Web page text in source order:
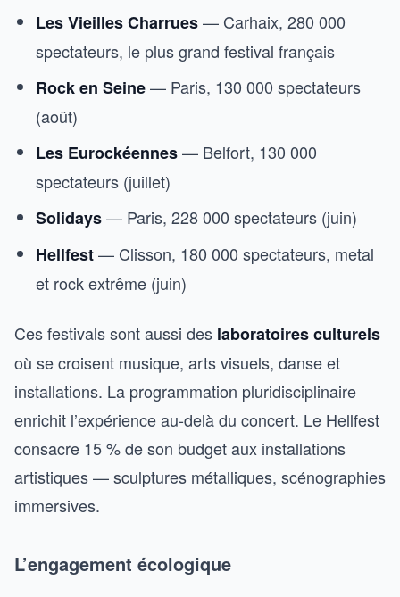
Les Vieilles Charrues— Carhaix, 280 000
spectateurs, le plus grand festival français
Rock en Seine— Paris, 130 000 spectateurs
(août)
Les Eurockéennes— Belfort, 130 000
spectateurs (juillet)
Solidays— Paris, 228 000 spectateurs (juin)
Hellfest— Clisson, 180 000 spectateurs, metal
et rock extrême (juin)
Ces festivals sont aussi des laboratoires culturels
où se croisent musique, arts visuels, danse et
installations. La programmation pluridisciplinaire
enrichit l’expérience au-delà du concert. Le Hellfest
consacre 15 % de son budget aux installations
artistiques — sculptures métalliques, scénographies
immersives.
L’engagement écologique